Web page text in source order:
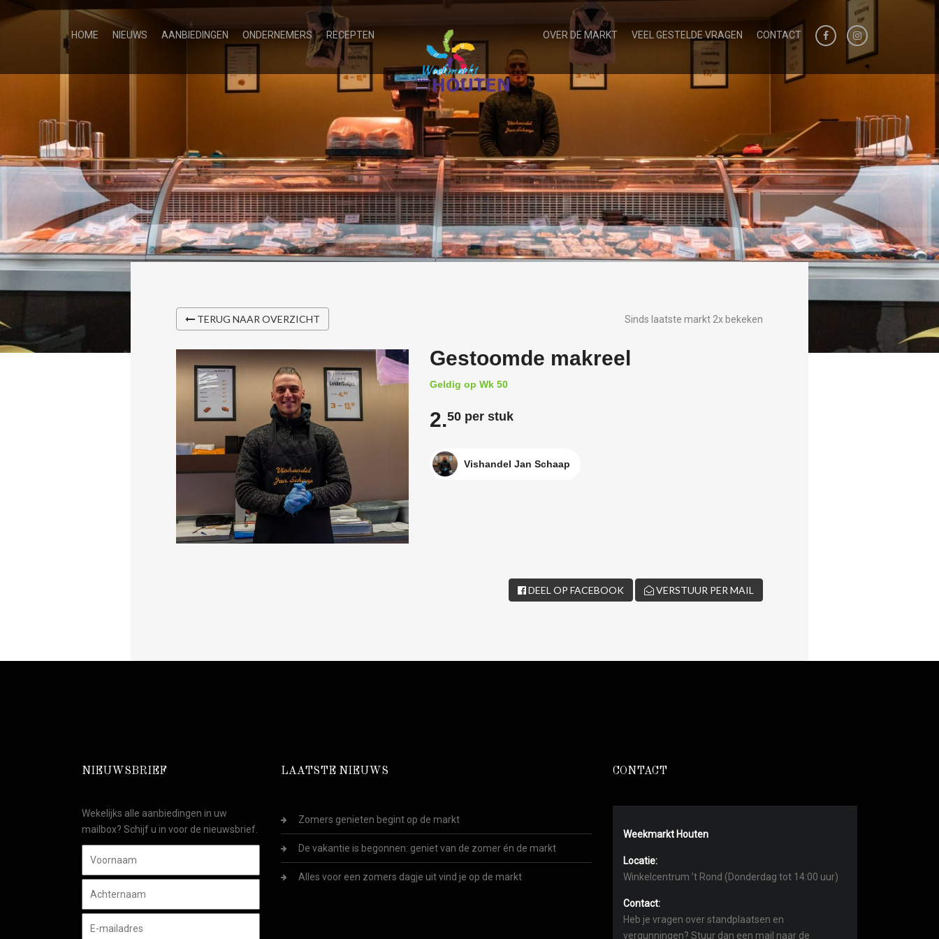
HOME NIEUWS AANBIEDINGEN ONDERNEMERS RECEPTEN OVER DE MARKT VEEL GESTELDE VRAGEN CONTACT
TERUG NAAR OVERZICHT Sinds laatste markt 2x bekeken
Gestoomde makreel
Geldig op Wk 50
2.50 per stuk
Vishandel Jan Schaap
DEEL OP FACEBOOK VERSTUUR PER MAIL
NIEUWSBRIEF
Wekelijks alle aanbiedingen in uw
mailbox? Schijf u in voor de nieuwsbrief.
LAATSTE NIEUWS
Zomers genieten begint op de markt
De vakantie is begonnen: geniet van de zomer én de markt
Alles voor een zomers dagje uit vind je op de markt
CONTACT
Weekmarkt Houten
Locatie:
Winkelcentrum ’t Rond (Donderdag tot 14:00 uur)
Contact:
Heb je vragen over standplaatsen en
vergunningen? Stuur dan een mail naar de